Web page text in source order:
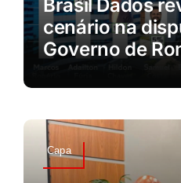
Brasil Dados
cenário na
Governo de
Capa